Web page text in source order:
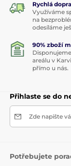
Rychlá
Využíváme
na
odesíláme
90% zboží
areálu v
přímo u nás.
Přihlaste se do
Zde napište
Potřebujete